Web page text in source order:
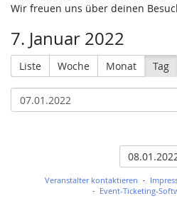
Wir freuen uns über deinen
7. Januar 2022
Liste Woche Monat Tag
Veranstalter kontaktieren
Event-Ticketing-